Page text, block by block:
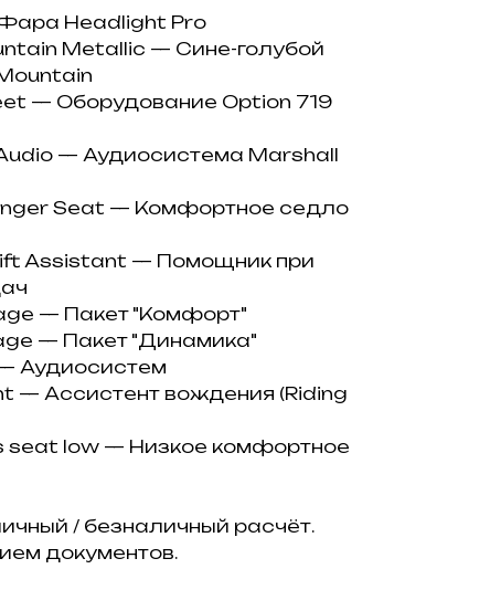
Неаdlight Рrо
Меtаlliс — Сине-голубой
— Оборудование Орtiоn 719
— Аудиосистема Маrshаll
Sеаt — Комфортное седло
Аssistаnt — Помощник при
— Пакет "Комфорт"
— Пакет "Динамика"
Аудиосистем
— Ассистент вождения (Riding
sеаt lоw — Низкое комфортное
/ безналичный расчёт.
документов.